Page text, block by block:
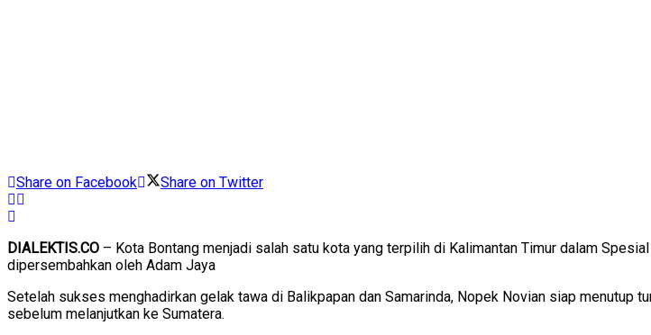
Share on Facebook Share on Twitter
DIALEKTIS.CO – Kota Bontang menjadi salah satu kota yang terpilih di Kalimantan Timur dalam
dipersembahkan oleh Adam Jaya
Setelah sukses menghadirkan gelak tawa di Balikpapan dan Samarinda, Nopek Novian siap menutup
sebelum melanjutkan ke Sumatera.